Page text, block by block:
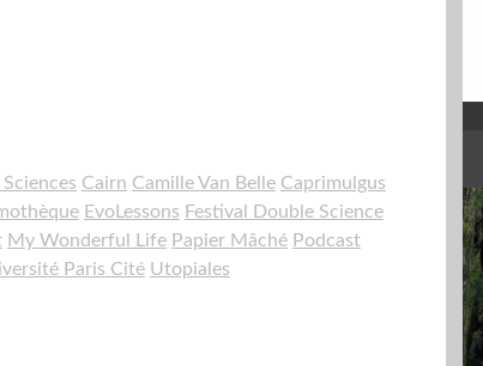
Cairn Camille Van Belle Caprimulgus
EvoLessons Festival Double Science
My Wonderful Life Papier Mâché Podcast
Paris Cité Utopiales